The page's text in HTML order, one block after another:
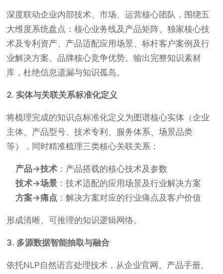
深度联动企业内部技术、市场、运营核心团队，围绕五
大维度系统盘点：核心业务线及产品矩阵、独家核心技
术及专利资产、产品适配应用场景、标杆客户案例及行
业解决方案、品牌核心竞争优势。输出完整知识素材
库，杜绝信息遗漏与知识孤岛。
2. 实体与关联关系标准化定义
将梳理完成的知识点标准化定义为图谱核心实体（企业
主体、产品型号、技术专利、服务体系、场景品类
等），同时精准梳理三类核心关联关系：
产品→技术 ：产品搭载的核心技术及参数
技术→场景 ：技术适配的应用场景及行业解决方案
方案→痛点 ：解决方案对应的行业痛点及客户价值
形成清晰、可推理的知识逻辑网络。
3. 多源数据智能抽取与融合
依托NLP自然语言处理技术，从企业官网、产品手册、